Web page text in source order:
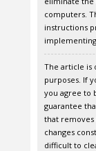
computers.
instructions
The article is
purposes. If
you agree to
guarantee
that removes
changes
difficult to